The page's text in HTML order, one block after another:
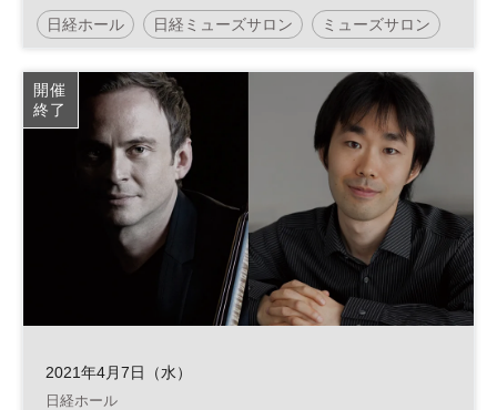
日経ホール 日経ミューズサロン ミューズサロン
開催
終了
2021年4月7日（水）
日経ホール